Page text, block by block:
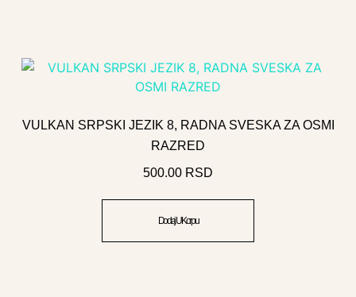
VULKAN SRPSKI JEZIK 8, RADNA SVESKA ZA OSMI
RAZRED
500.00 RSD
Dodaj U Korpu